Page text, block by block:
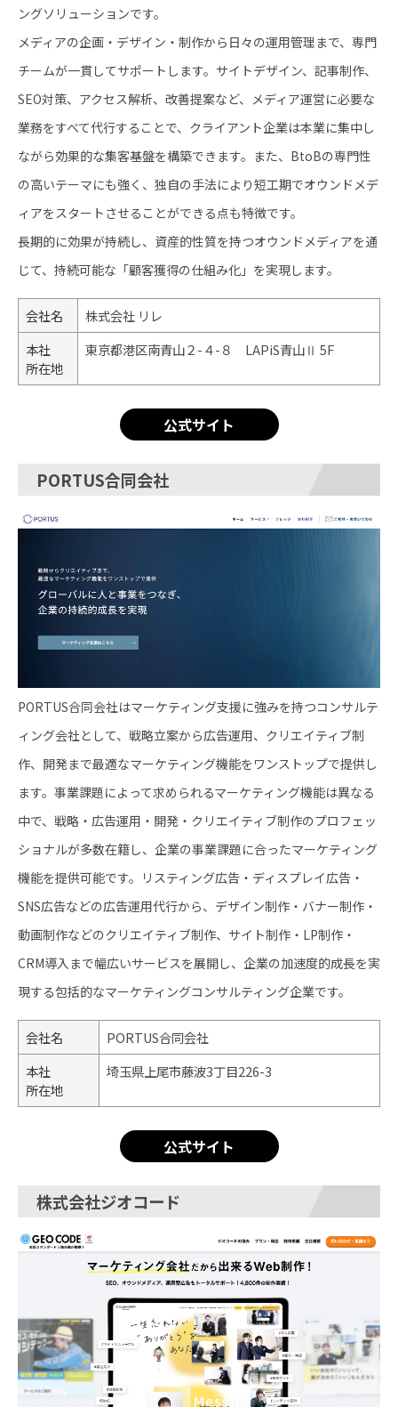
ングソリューションです。
メディアの企画・デザイン・制作から日々の運用管理まで、専門
チームが一貫してサポートします。サイトデザイン、記事制作、
SEO対策、アクセス解析、改善提案など、メディア運営に必要な
業務をすべて代行することで、クライアント企業は本業に集中し
ながら効果的な集客基盤を構築できます。また、BtoBの専門性
の高いテーマにも強く、独自の手法により短工期でオウンドメデ
ィアをスタートさせることができる点も特徴です。
長期的に効果が持続し、資産的性質を持つオウンドメディアを通
じて、持続可能な「顧客獲得の仕組み化」を実現します。
会社名
株式会社 リレ
本社
所在地
東京都港区南青山２-４-８ LAPiS青山Ⅱ 5F
公式サイト
PORTUS合同会社
PORTUS合同会社はマーケティング支援に強みを持つコンサルテ
ィング会社として、戦略立案から広告運用、クリエイティブ制
作、開発まで最適なマーケティング機能をワンストップで提供し
ます。事業課題によって求められるマーケティング機能は異なる
中で、戦略・広告運用・開発・クリエイティブ制作のプロフェッ
ショナルが多数在籍し、企業の事業課題に合ったマーケティング
機能を提供可能です。リスティング広告・ディスプレイ広告・
SNS広告などの広告運用代行から、デザイン制作・バナー制作・
動画制作などのクリエイティブ制作、サイト制作・LP制作・
CRM導入まで幅広いサービスを展開し、企業の加速度的成長を実
現する包括的なマーケティングコンサルティング企業です。
会社名
PORTUS合同会社
本社
所在地
埼玉県上尾市藤波3丁目226-3
公式サイト
株式会社ジオコード